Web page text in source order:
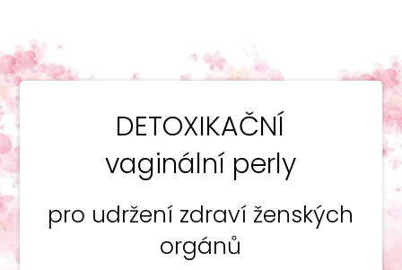
DETOXIKAČNÍ
vaginální perly
pro udržení zdraví ženských
orgánů